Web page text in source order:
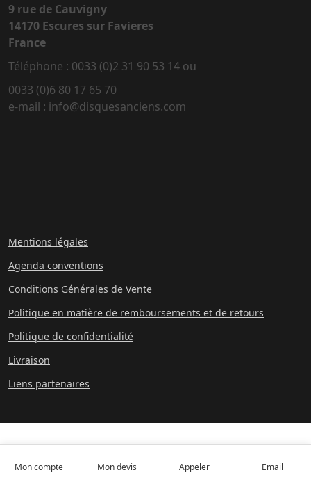
9 rue de Cauvigny
14170 Escures sur Favieres
France
Téléphone : 0033 (0)2 31 90 53 14 ou
0033 (0)6 80 17 65 70
e-mail : info@disquesanciens.com
Mentions légales
Agenda conventions
Conditions Générales de Vente
Politique en matière de remboursements et de retours
Politique de confidentialité
Livraison
Liens partenaires
Mon compte Mon devis Appeler Email